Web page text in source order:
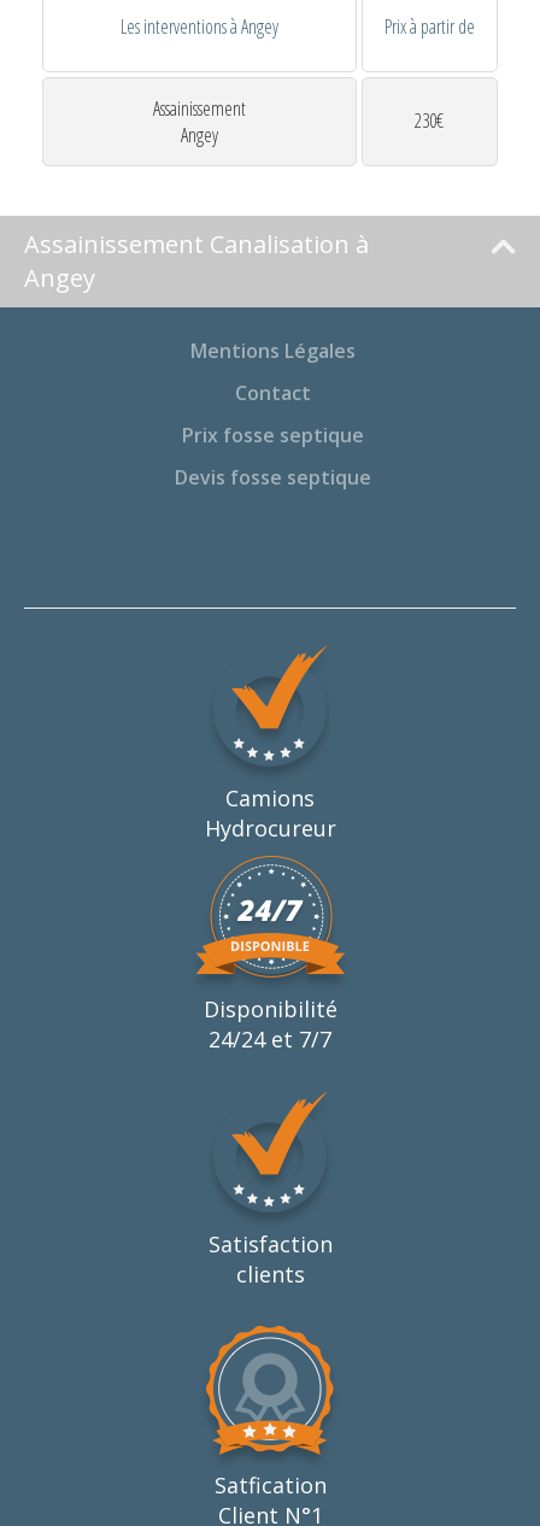
Les interventions à Angey Prix à partir de
Assainissement
Angey
230€
Assainissement Canalisation à
Angey
Mentions Légales
Contact
Prix fosse septique
Devis fosse septique
Camions
Hydrocureur
Disponibilité
24/24 et 7/7
Satisfaction
clients
Satfication
Client N°1